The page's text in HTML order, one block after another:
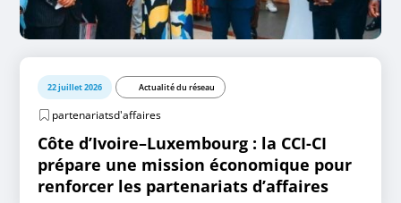
22 juillet 2026 Actualité du réseau
partenariatsd'affaires
Côte d’Ivoire–Luxembourg : la CCI-CI
prépare une mission économique pour
renforcer les partenariats d’affaires